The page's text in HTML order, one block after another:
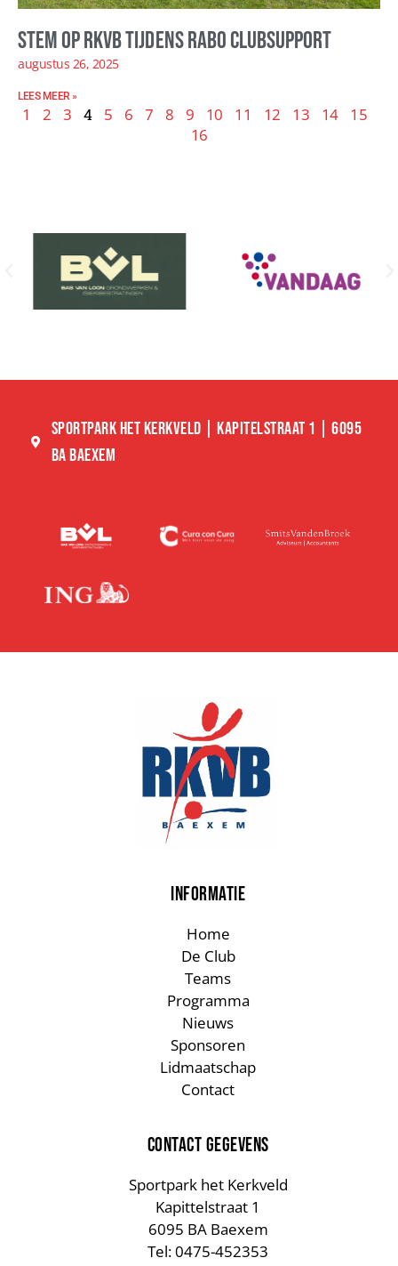
Stem op RKVB tijdens Rabo ClubSupport
augustus 26, 2025
LEES MEER »
1 2 3 4 5 6 7 8 9 10 11 12 13 14
15
16
SPORTPARK HET KERKVELD | KAPITELSTRAAT 1 | 6095
BA BAEXEM
INFORMATIE
Home
De Club
Teams
Programma
Nieuws
Sponsoren
Lidmaatschap
Contact
CONTACT GEGEVENS
Sportpark het Kerkveld
Kapittelstraat 1
6095 BA Baexem
Tel: 0475-452353